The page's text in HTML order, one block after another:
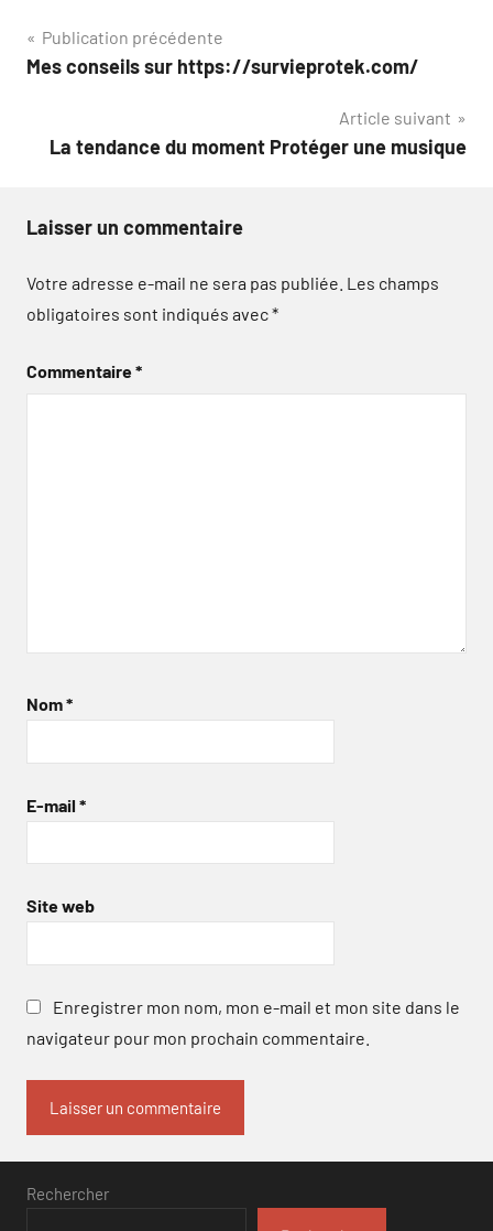
Navigation
de
Publication précédente
Mes conseils sur https://survieprotek.com/
Article suivant
La tendance du moment Protéger une musique
Laisser un commentaire
Votre adresse e-mail ne sera pas publiée. Les champs
obligatoires sont indiqués avec*
Commentaire*
Nom*
E-mail *
Site web
Enregistrer mon nom, mon e-mail et mon site dans le
navigateur pour mon prochain commentaire.
Rechercher